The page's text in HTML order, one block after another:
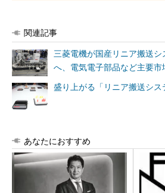
関連記事
三菱電機が国産リニア搬送
へ、電気電子部品など主要市
盛り上がる「リニア搬送シ
あなたにおすすめ